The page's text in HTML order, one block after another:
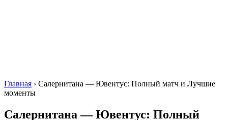
Главная › Салернитана — Ювентус: Полный матч и Лучшие
моменты
Салернитана — Ювентус: Полный